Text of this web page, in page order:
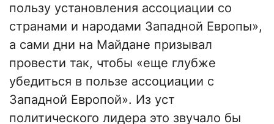
пользу установления ассоциации со
странами и народами Западной Европы»,
а сами дни на Майдане призывал
провести так, чтобы «еще глубже
убедиться в пользе ассоциации с
Западной Европой». Из уст
политического лидера это звучало бы